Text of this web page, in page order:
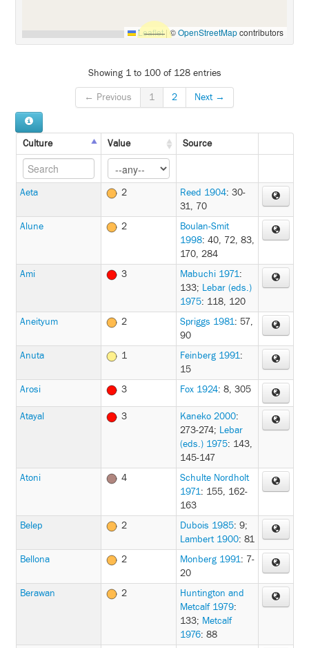
Leaflet |©OpenStreetMapcontributors
Showing 1 to 100 of 128 entries
← Previous
1 2 Next →
Culture Value Source
Aeta 2 Reed 1904: 30-
31, 70
Alune
2
Boulan-Smit
1998: 40, 72, 83,
170, 284
Ami
3 Mabuchi 1971:
133; Lebar (eds.)
1975: 118, 120
Aneityum
2 Spriggs 1981: 57,
90
Anuta
1 Feinberg 1991:
15
Arosi
3 Fox 1924: 8, 305
Atayal 3 Kaneko 2000:
273-274; Lebar
(eds.) 1975: 143,
145-147
Atoni
4
Schulte Nordholt
1971: 155, 162-
163
Belep
2 Dubois 1985: 9;
Lambert 1900: 81
Bellona
2 Monberg 1991: 7-
20
Berawan
2
Huntington and
Metcalf 1979:
133; Metcalf
1976: 88